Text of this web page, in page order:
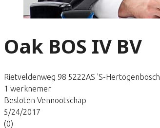
Oak BOS IV BV
Rietveldenweg 98 5222AS 'S-Hertogenbosch
1 werknemer
Besloten Vennootschap
5/24/2017
(0)